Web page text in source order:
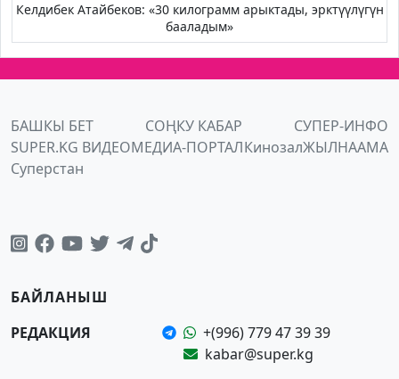
Келдибек Атайбеков: «30 килограмм арыктады, эрктүүлүгүн
бааладым»
БАШКЫ БЕТ СОҢКУ КАБАР
СУПЕР-ИНФО
SUPER.KG ВИДЕОМЕДИА-ПОРТАЛКинозалЖЫЛНААМА
Суперстан
БАЙЛАНЫШ
РЕДАКЦИЯ
+(996) 779 47 39 39
kabar@super.kg